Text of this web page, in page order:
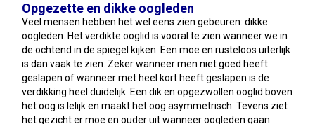
Opgezette en dikke oogleden
Veel mensen hebben het wel eens zien gebeuren: dikke
oogleden. Het verdikte ooglid is vooral te zien wanneer we in
de ochtend in de spiegel kijken. Een moe en rusteloos uiterlijk
is dan vaak te zien. Zeker wanneer men niet goed heeft
geslapen of wanneer met heel kort heeft geslapen is de
verdikking heel duidelijk. Een dik en opgezwollen ooglid boven
het oog is lelijk en maakt het oog asymmetrisch. Tevens ziet
het gezicht er moe en ouder uit wanneer oogleden gaan